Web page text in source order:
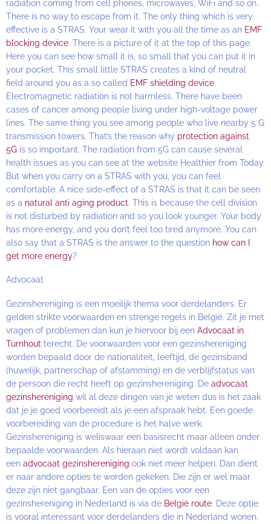
radiation coming from cell phones, microwaves, WiFi and so on.
There is no way to escape from it. The only thing which is very
effective is a STRAS. Your wear it with you all the time as an EMF
blocking device. There is a picture of it at the top of this page.
Here you can see how small it is, so small that you can put it in
your pocket. This small little STRAS creates a kind of neutral
field around you as a so called EMF shielding device.
Electromagnetic radiation is not harmless. There have been
cases of cancer among people living under high-voltage power
lines. The same thing you see among people who live nearby 5 G
transmission towers. That’s the reason why protection against
5G is so important. The radiation from 5G can cause several
health issues as you can see at the website Healthier from Today.
But when you carry on a STRAS with you, you can feel
comfortable. A nice side-effect of a STRAS is that it can be seen
as a natural anti aging product. This is because the cell division
is not disturbed by radiation and so you look younger. Your body
has more energy, and you don’t feel too tired anymore. You can
also say that a STRAS is the answer to the question how can I
get more energy?
Advocaat
Gezinshereniging is een moeilijk thema voor derdelanders. Er
gelden strikte voorwaarden en strenge regels in België. Zit je met
vragen of problemen dan kun je hiervoor bij een Advocaat in
Turnhout terecht. De voorwaarden voor een gezinshereniging
worden bepaald door de nationaliteit, leeftijd, de gezinsband
(huwelijk, partnerschap of afstamming) en de verblijfstatus van
de persoon die recht heeft op gezinshereniging. De advocaat
gezinshereniging wil al deze dingen van je weten dus is het zaak
dat je je goed voorbereidt als je een afspraak hebt. Een goede
voorbereiding van de procedure is het halve werk.
Gezinshereniging is weliswaar een basisrecht maar alleen onder
bepaalde voorwaarden. Als hieraan niet wordt voldaan kan
een advocaat gezinshereniging ook niet meer helpen. Dan dient
er naar andere opties te worden gekeken. Die zijn er wel maar
deze zijn niet gangbaar. Een van de opties voor een
gezinshereniging in Nederland is via de België route. Deze optie
is vooral interessant voor derdelanders die in Nederland wonen.